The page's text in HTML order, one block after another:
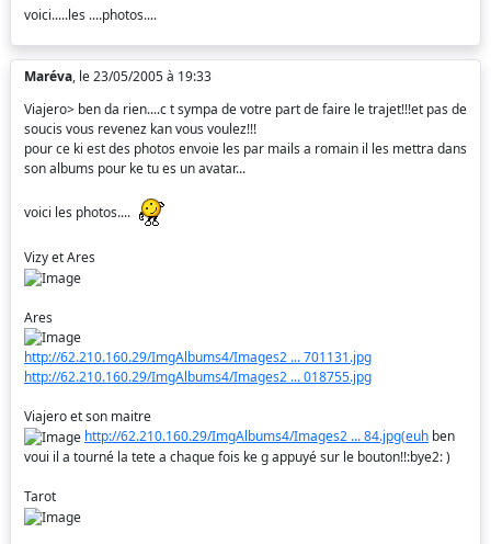
voici.....les ....photos....
Maréva, le 23/05/2005 à 19:33
Viajero> ben da rien....c t sympa de votre part de faire le trajet!!!et pas de
soucis vous revenez kan vous voulez!!!
pour ce ki est des photos envoie les par mails a romain il les mettra dans
son albums pour ke tu es un avatar...
voici les photos....
Vizy et Ares
Ares
http://62.210.160.29/ImgAlbums4/Images2 ... 701131.jpg
http://62.210.160.29/ImgAlbums4/Images2 ... 018755.jpg
Viajero et son maitre
http://62.210.160.29/ImgAlbums4/Images2 ... 84.jpg(euh ben
voui il a tourné la tete a chaque fois ke g appuyé sur le bouton!!:bye2: )
Tarot